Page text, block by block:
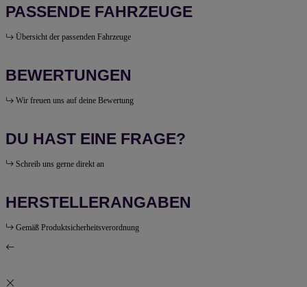
PASSENDE FAHRZEUGE
Übersicht der passenden Fahrzeuge
BEWERTUNGEN
Wir freuen uns auf deine Bewertung
DU HAST EINE FRAGE?
Schreib uns gerne direkt an
HERSTELLERANGABEN
Gemäß Produktsicherheitsverordnung